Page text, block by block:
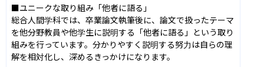
■ユニークな取り組み「他者に語る」
総合人間学科では、卒業論文執筆後に、論文で扱ったテーマ
を他分野教員や他学生に説明する「他者に語る」という取り
組みを行っています。分かりやすく説明する努力は自らの理
解を相対化し、深めるきっかけになります。